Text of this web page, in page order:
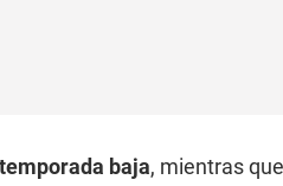
baja, mientras